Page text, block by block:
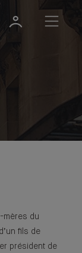
mères du
fils de
président de